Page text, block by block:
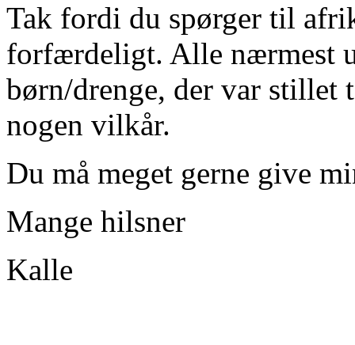
Tak fordi du spørger til
forfærdeligt. Alle nærmest
børn/drenge, der var stillet
nogen vilkår.
Du må meget gerne give
Mange hilsner
Kalle